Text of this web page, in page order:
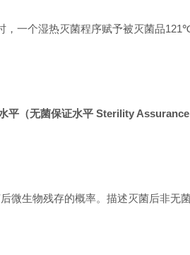
，一个湿热灭菌程序赋予被灭菌品
平（无菌保证水平Sterility
微生物残存的概率。描述灭菌后非无